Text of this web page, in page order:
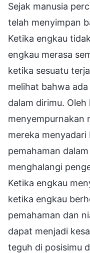
Sejak manusia
telah menyimpan
Ketika engkau
engkau merasa
ketika sesuatu
melihat bahwa
dalam dirimu.
menyempurnakan
mereka
pemahaman
menghalangi
Ketika engkau
ketika engkau
pemahaman dan
dapat menjadi
teguh di posisimu